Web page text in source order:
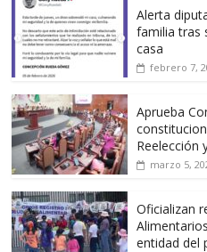
Alerta
familia tras
casa
febrero 7,
Aprueba
Reelección
marzo 5,
Oficializan
entidad del